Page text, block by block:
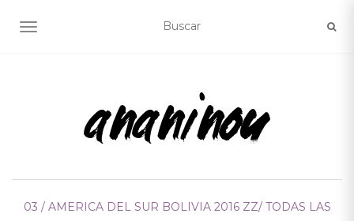
ALTERNAR NAVEGACIÓN
03 / AMERICA DEL SUR BOLIVIA 2016 ZZ/ TODAS LAS